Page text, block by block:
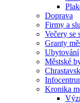
Doprava
Firmy a
Večery se
Granty
Ubytování
Městské
Kronika